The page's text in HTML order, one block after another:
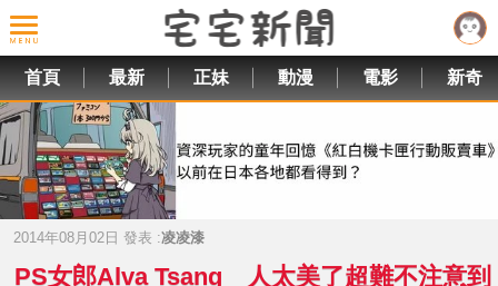
首頁 最新 正妹 動漫 電影 新奇
2014年08月02日 發表 :凌凌漆
PS女郎Alva Tsang 人太美了超難不注意到